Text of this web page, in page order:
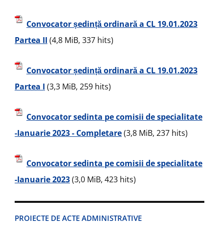
Convocator ședință ordinară a CL 19.01.2023
Partea II (4,8 MiB, 337 hits)
Convocator ședință ordinară a CL 19.01.2023
Partea I (3,3 MiB, 259 hits)
Convocator sedinta pe comisii de specialitate
-Ianuarie 2023 - Completare(3,8 MiB, 237 hits)
Convocator sedinta pe comisii de specialitate
-Ianuarie 2023(3,0 MiB, 423 hits)
PROIECTE DE ACTE ADMINISTRATIVE